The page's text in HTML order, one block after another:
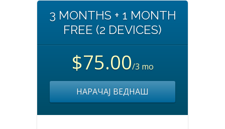
3 MONTHS + 1 MONTH
FREE (2 DEVICES)
$75.00/3 mo
НАРАЧАЈ ВЕДНАШ